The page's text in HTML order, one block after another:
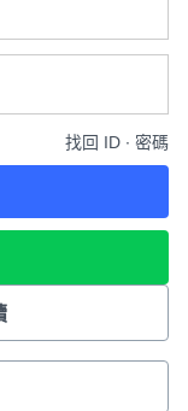
找回 ID ∙ 密碼